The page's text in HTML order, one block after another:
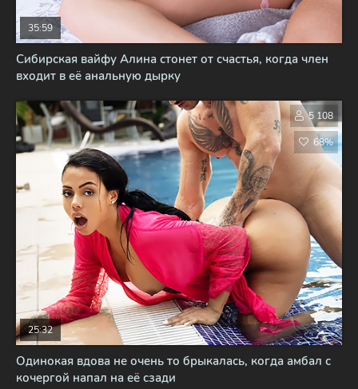
Сибирская вайфу Алина стонет от счастья, когда член
входит в её анальную дырку
35:59
Одинокая вдова не очень то брыкалась, когда амбал с
кочергой напал на её сзади
25:32
5 108
68%